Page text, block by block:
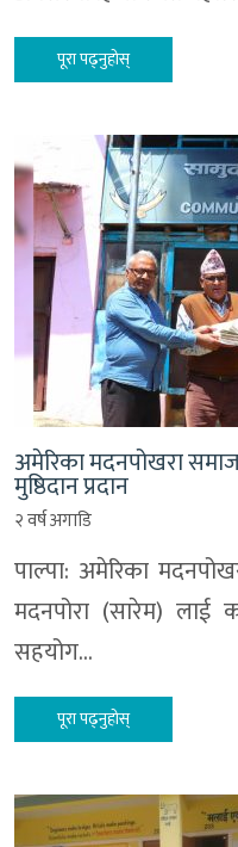
पूरा पढ्नुहोस्
अमेरिका मदनपोखरा
मुष्ठिदान प्रदान
२ वर्ष अगाडि
पाल्पा: अमेरिका
मदनपोरा (सारेम) लाई
सहयोग…
पूरा पढ्नुहोस्